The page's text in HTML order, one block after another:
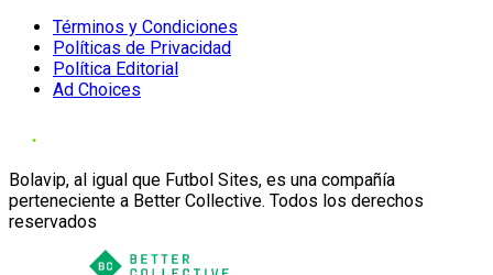
Términos y Condiciones
Políticas de Privacidad
Política Editorial
Ad Choices
Bolavip, al igual que Futbol Sites, es una compañía
perteneciente a Better Collective. Todos los derechos
reservados